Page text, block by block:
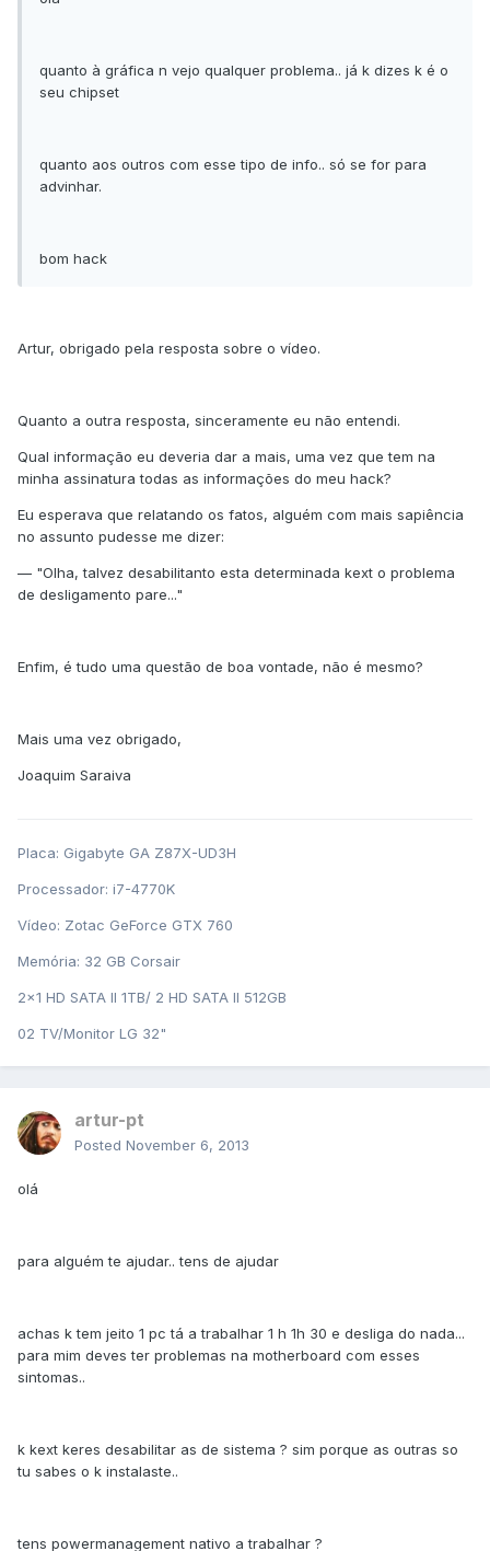
quanto à gráfica n vejo qualquer problema.. já k dizes k é o
seu chipset
quanto aos outros com esse tipo de info.. só se for para
advinhar.
bom hack
Artur, obrigado pela resposta sobre o vídeo.
Quanto a outra resposta, sinceramente eu não entendi.
Qual informação eu deveria dar a mais, uma vez que tem na
minha assinatura todas as informações do meu hack?
Eu esperava que relatando os fatos, alguém com mais sapiência
no assunto pudesse me dizer:
— "Olha, talvez desabilitanto esta determinada kext o problema
de desligamento pare..."
Enfim, é tudo uma questão de boa vontade, não é mesmo?
Mais uma vez obrigado,
Joaquim Saraiva
Placa: Gigabyte GA Z87X-UD3H
Processador: i7-4770K
Vídeo: Zotac GeForce GTX 760
Memória: 32 GB Corsair
2x1 HD SATA II 1TB/ 2 HD SATA II 512GB
02 TV/Monitor LG 32"
artur-pt
Posted November 6, 2013
olá
para alguém te ajudar.. tens de ajudar
achas k tem jeito 1 pc tá a trabalhar 1 h 1h 30 e desliga do nada...
para mim deves ter problemas na motherboard com esses
sintomas..
k kext keres desabilitar as de sistema ? sim porque as outras so
tu sabes o k instalaste..
tens powermanagement nativo a trabalhar ?